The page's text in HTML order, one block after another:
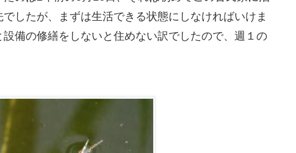
したが、まずは生活できる状態にしなければいけま
備の修繕をしないと住めない訳でしたので、週１の